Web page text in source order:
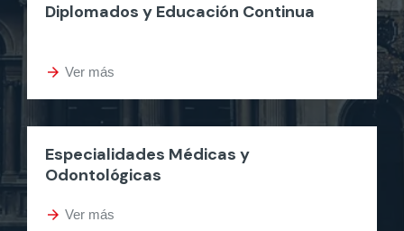
Diplomados y Educación Continua
arrow_forward Ver más
Especialidades Médicas y
Odontológicas
arrow_forward Ver más